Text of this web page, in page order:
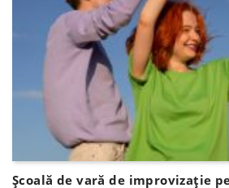
Școală de vară de improvizație